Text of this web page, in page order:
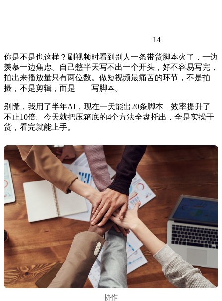
14
你是不是也这样？刷视频时看到别人一条带货脚本火了，一边
羡慕一边焦虑。自己憋半天写不出一个开头，好不容易写完，
拍出来播放量只有两位数。做短视频最痛苦的环节，不是拍
摄，不是剪辑，而是——写脚本。
别慌，我用了半年AI，现在一天能出20条脚本，效率提升了
不止10倍。今天就把压箱底的4个方法全盘托出，全是实操干
货，看完就能上手。
协作